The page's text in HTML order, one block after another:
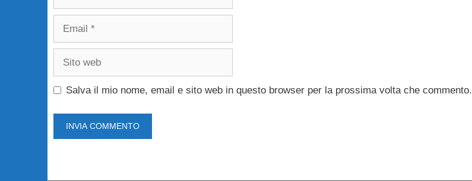
Email
Sito
Salva il mio nome, email e sito web in questo browser per la prossima volta che commento.